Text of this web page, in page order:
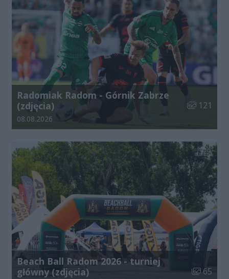
Radomiak Radom - Górnik Zabrze
(zdjęcia)
Liczba
121
Data dodania galerii:
08.08.2026
Beach Ball Radom 2026 - turniej
główny (zdjęcia)
Liczba
65